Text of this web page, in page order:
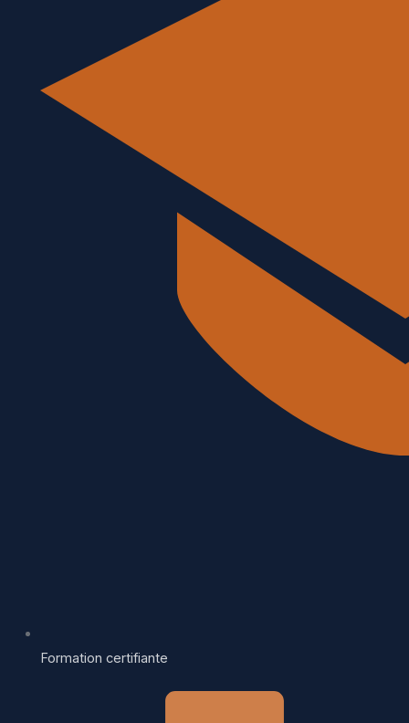
Formation certifiante